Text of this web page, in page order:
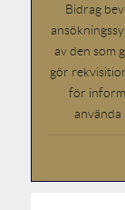
Bidrag
av den som
gör
för
använda